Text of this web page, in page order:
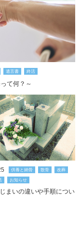
遺言書 終活
て何？～
供養と納骨 散骨 改葬
お知らせ
まいの違いや手順につい